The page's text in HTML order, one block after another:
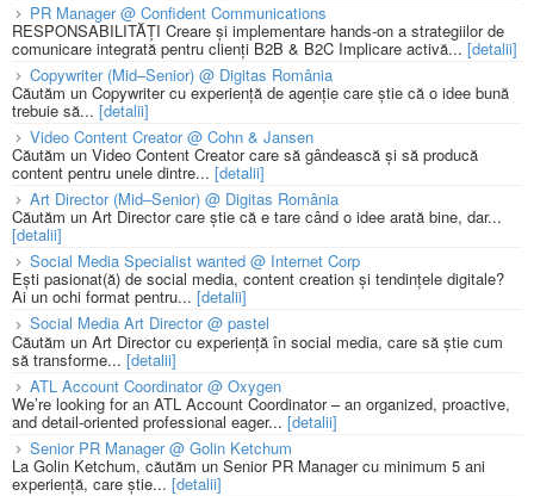
PR Manager @ Confident Communications
RESPONSABILITĂȚI Creare și implementare hands-on a strategiilor de
comunicare integrată pentru clienți B2B & B2C Implicare activă... [detalii]
Copywriter (Mid–Senior) @ Digitas România
Căutăm un Copywriter cu experiență de agenție care știe că o idee bună
trebuie să... [detalii]
Video Content Creator @ Cohn & Jansen
Căutăm un Video Content Creator care să gândească și să producă
content pentru unele dintre... [detalii]
Art Director (Mid–Senior) @ Digitas România
Căutăm un Art Director care știe că e tare când o idee arată bine, dar...
[detalii]
Social Media Specialist wanted @ Internet Corp
Ești pasionat(ă) de social media, content creation și tendințele digitale?
Ai un ochi format pentru... [detalii]
Social Media Art Director @ pastel
Căutăm un Art Director cu experiență în social media, care să știe cum
să transforme... [detalii]
ATL Account Coordinator @ Oxygen
We’re looking for an ATL Account Coordinator – an organized, proactive,
and detail-oriented professional eager... [detalii]
Senior PR Manager @ Golin Ketchum
La Golin Ketchum, căutăm un Senior PR Manager cu minimum 5 ani
experiență, care știe... [detalii]